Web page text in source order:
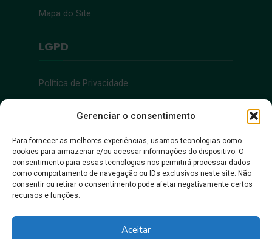
Gerenciar o consentimento
Para fornecer as melhores experiências, usamos tecnologias como
cookies para armazenar e/ou acessar informações do dispositivo. O
consentimento para essas tecnologias nos permitirá processar dados
como comportamento de navegação ou IDs exclusivos neste site. Não
consentir ou retirar o consentimento pode afetar negativamente certos
recursos e funções.
Aceitar
Mapa do Site
LGPD
Política de Privacidade
Acessibilidade
Acessibilidade